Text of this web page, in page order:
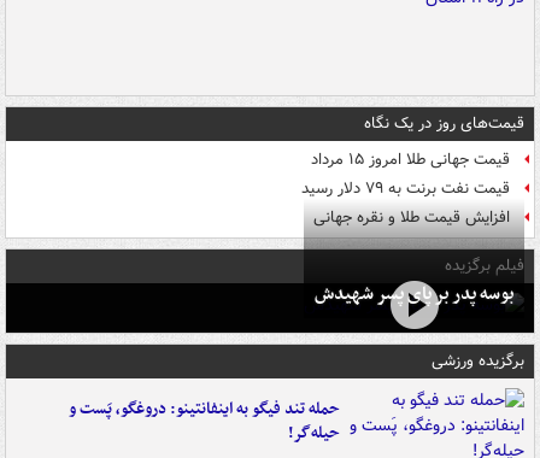
قیمت‌های روز در یک نگاه
قیمت جهانی طلا امروز ۱۵ مرداد
قیمت نفت برنت به ۷۹ دلار رسید
افزایش قیمت طلا و نقره جهانی
فیلم برگزیده
بوسه‌ پدر بر پای پسر شهیدش
برگزیده ورزشی
حمله تند فیگو به اینفانتینو: دروغگو، پَست‌ و
حیله‌گر!